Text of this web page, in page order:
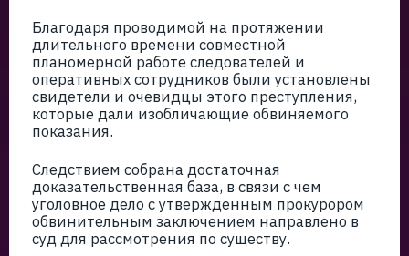
Благодаря проводимой на протяжении
длительного времени совместной
планомерной работе следователей и
оперативных сотрудников были установлены
свидетели и очевидцы этого преступления,
которые дали изобличающие обвиняемого
показания.
Следствием собрана достаточная
доказательственная база, в связи с чем
уголовное дело с утвержденным прокурором
обвинительным заключением направлено в
суд для рассмотрения по существу.